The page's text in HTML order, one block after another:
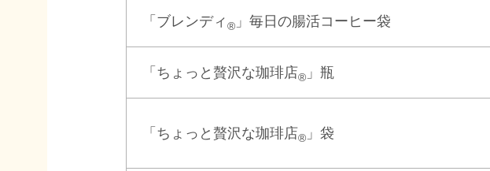
「ブレンディ ® 」毎日の腸活コーヒー袋
「ちょっと贅沢な珈琲店® 」瓶
「ちょっと贅沢な珈琲店® 」袋